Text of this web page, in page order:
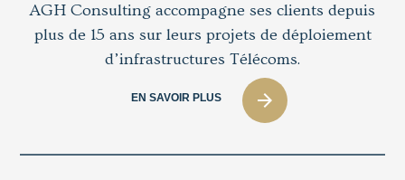
AGH Consulting accompagne ses clients depuis
plus de 15 ans sur leurs projets de déploiement
d’infrastructures Télécoms.
EN SAVOIR PLUS arrow_forward